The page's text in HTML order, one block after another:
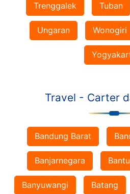
Trenggalek Tuban
Ungaran Wonogiri
Travel - Carter
Bandung Barat
Banjarnegara
Banyuwangi Batang